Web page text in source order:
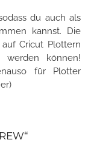
du auch als
kannst. Die
Cricut Plottern
werden können!
für Plotter